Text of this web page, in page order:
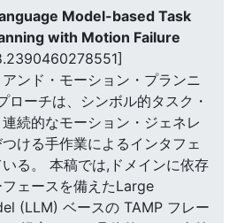
Model-based Task
with Motion Failure
ンド・モーション・プランニ
ローチは、シンボル的タスク・
続的なモーション・ジェネレ
ける手作業によるインタフェ
る。 本稿では,ドメインに依存
ェースを備えたLarge
(LLM) ベースの TAMP フレー